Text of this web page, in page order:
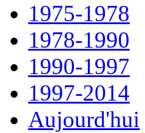
1975-1978
1978-1990
1990-1997
1997-2014
Aujourd'hui